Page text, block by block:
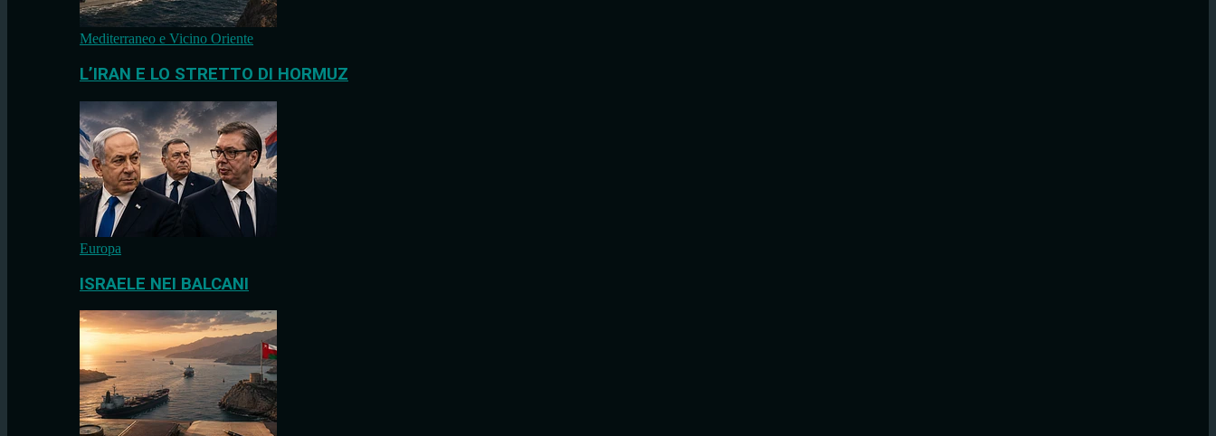
Mediterraneo e Vicino Oriente
L’IRAN E LO STRETTO DI HORMUZ
Europa
ISRAELE NEI BALCANI